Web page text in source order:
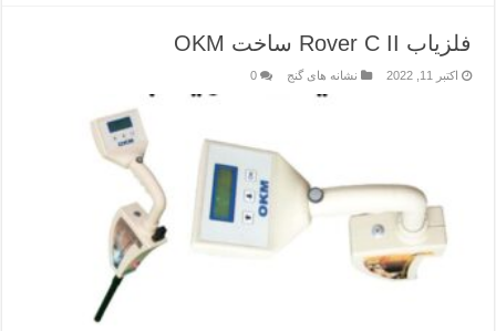
فلزیاب Rover C II ساخت OKM
اکتبر 11, 2022 نشانه های گنج 0